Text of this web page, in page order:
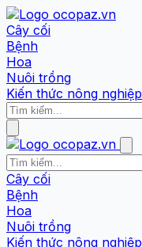
Cây cối
Bệnh
Hoa
Nuôi trồng
Kiến thức nông nghiệp
Cây cối
Bệnh
Hoa
Nuôi trồng
Kiến thức nông nghiệp